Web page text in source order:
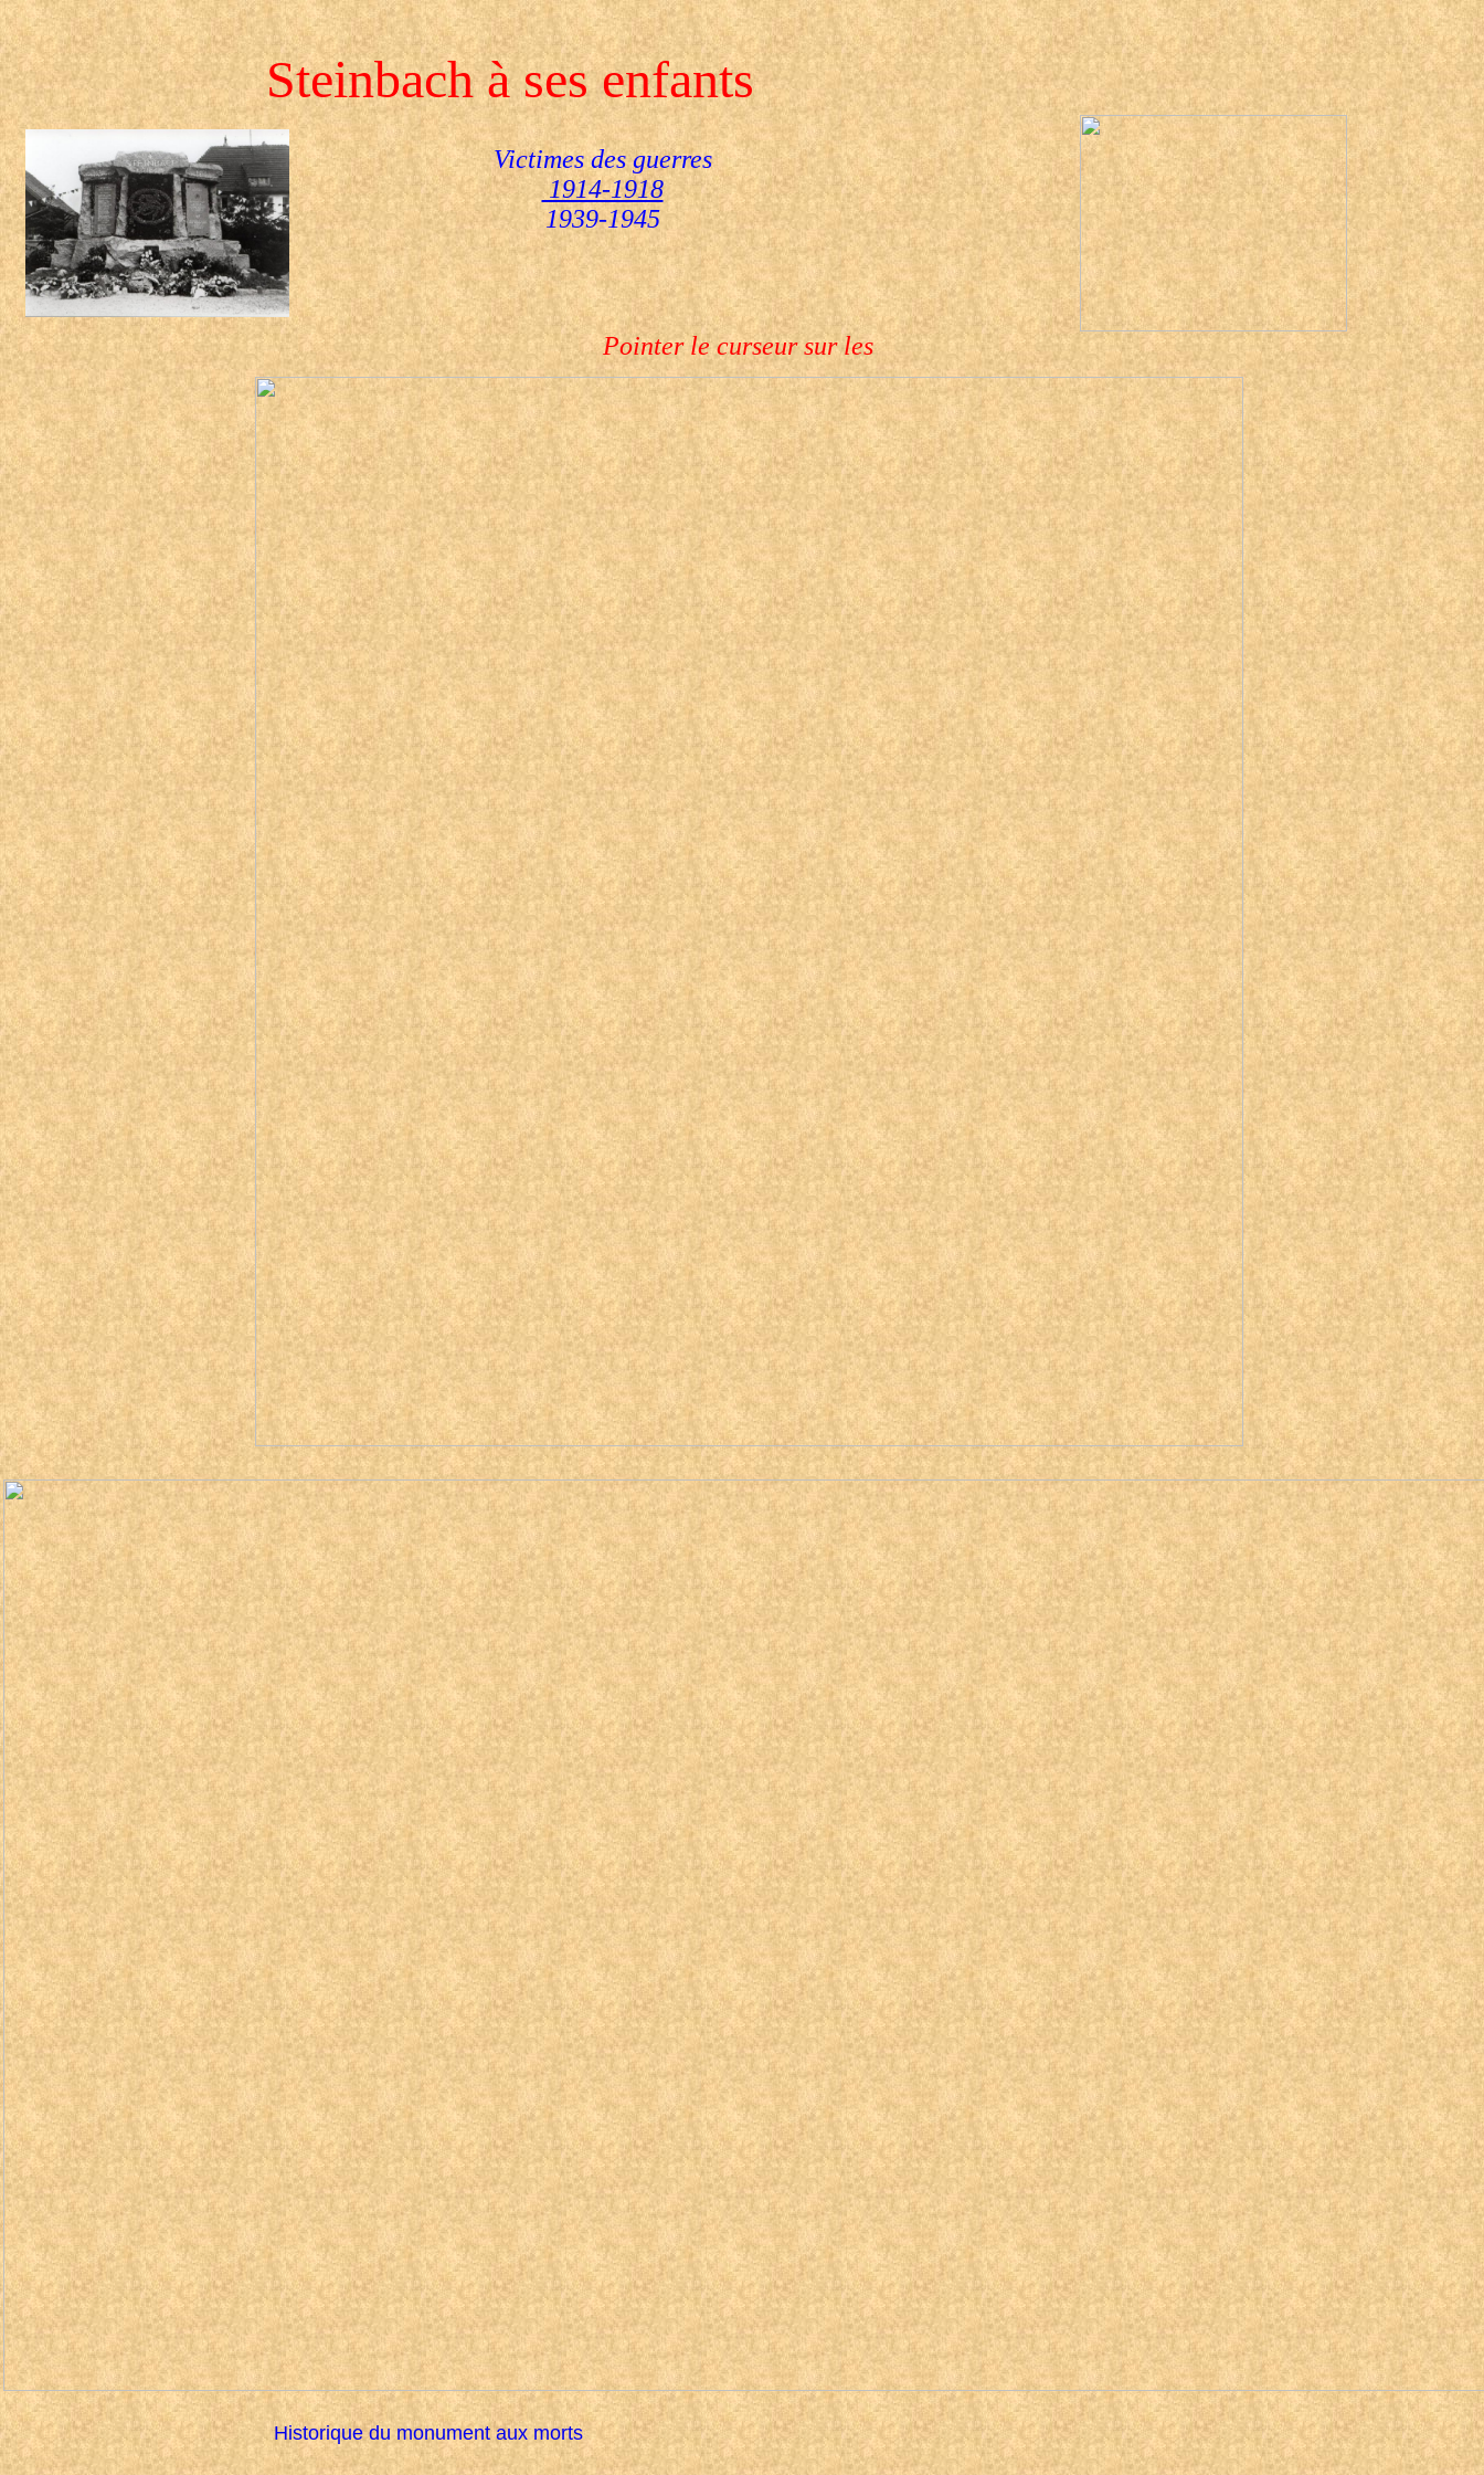
Steinbach à sesenfants
Victimes des guerres
1914-1918
1939-1945
Pointer le curseur sur les
Historique du monument aux morts